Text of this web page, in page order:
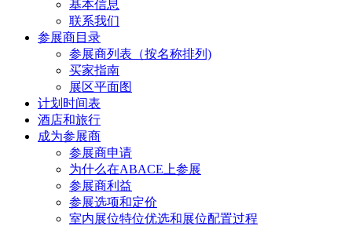
基本信息
联系我们
参展商目录
参展商列表（按名称排列)
买家指南
展区平面图
计划时间表
酒店和旅行
成为参展商
参展商申请
为什么在ABACE上参展
参展商利益
参展选项和定价
室内展位特位优选和展位配置过程